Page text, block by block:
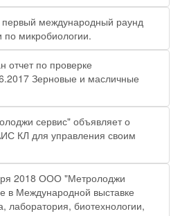
первый международный раунд
по микробиологии.
отчет по проверке
Зерновые и масличные
сервис" объявляет о
КЛ для управления своим
2018 ООО "Метролоджи
в Международной выставке
лаборатория, биотехнологии,